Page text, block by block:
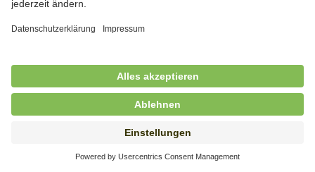
Hauswirtschaftskraft (m/w/d)
in unbefristeter Anstellung, Teilzeit (25 Std./Wo.), SOS-